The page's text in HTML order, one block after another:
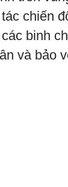
chiến
binh
và bảo